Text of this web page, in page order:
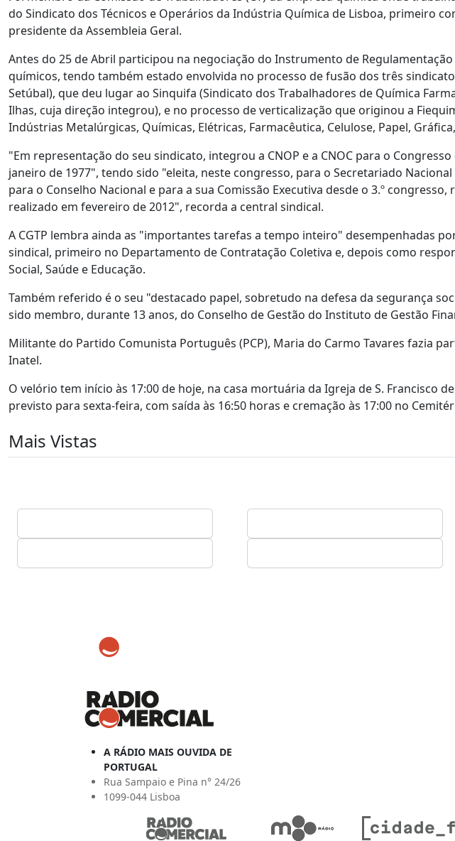
do Sindicato dos Técnicos e Operários da Indústria Química de Lisboa, primeiro
presidente da Assembleia Geral.
Antes do 25 de Abril participou na negociação do Instrumento de Regulamentação
químicos, tendo também estado envolvida no processo de fusão dos três
Setúbal), que deu lugar ao Sinquifa (Sindicato dos Trabalhadores de Química
Ilhas, cuja direção integrou), e no processo de verticalização que originou a
Indústrias Metalúrgicas, Químicas, Elétricas, Farmacêutica, Celulose, Papel,
"Em representação do seu sindicato, integrou a CNOP e a CNOC para o
janeiro de 1977", tendo sido "eleita, neste congresso, para o Secretariado Nacional
para o Conselho Nacional e para a sua Comissão Executiva desde o 3.º
realizado em fevereiro de 2012", recorda a central sindical.
A CGTP lembra ainda as "importantes tarefas a tempo inteiro" desempenhadas
sindical, primeiro no Departamento de Contratação Coletiva e, depois como
Social, Saúde e Educação.
Também referido é o seu "destacado papel, sobretudo na defesa da segurança
sido membro, durante 13 anos, do Conselho de Gestão do Instituto de Gestão
Militante do Partido Comunista Português (PCP), Maria do Carmo Tavares fazia
Inatel.
O velório tem início às 17:00 de hoje, na casa mortuária da Igreja de S. Francisco
previsto para sexta-feira, com saída às 16:50 horas e cremação às 17:00 no
Mais Vistas
A RÁDIO MAIS OUVIDA DE
PORTUGAL
Rua Sampaio e Pina n° 24/26
1099-044 Lisboa